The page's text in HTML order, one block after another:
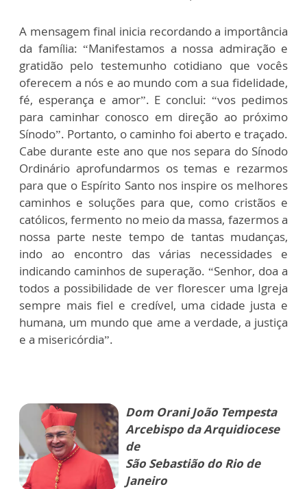
A mensagem final inicia recordando a importância
da família: “Manifestamos a nossa admiração e
gratidão pelo testemunho cotidiano que vocês
oferecem a nós e ao mundo com a sua fidelidade,
fé, esperança e amor”. E conclui: “vos pedimos
para caminhar conosco em direção ao próximo
Sínodo”. Portanto, o caminho foi aberto e traçado.
Cabe durante este ano que nos separa do Sínodo
Ordinário aprofundarmos os temas e rezarmos
para que o Espírito Santo nos inspire os melhores
caminhos e soluções para que, como cristãos e
católicos, fermento no meio da massa, fazermos a
nossa parte neste tempo de tantas mudanças,
indo ao encontro das várias necessidades e
indicando caminhos de superação. “Senhor, doa a
todos a possibilidade de ver florescer uma Igreja
sempre mais fiel e credível, uma cidade justa e
humana, um mundo que ame a verdade, a justiça
e a misericórdia”.
Dom Orani João Tempesta
Arcebispo da Arquidiocese
de
São Sebastião do Rio de
Janeiro